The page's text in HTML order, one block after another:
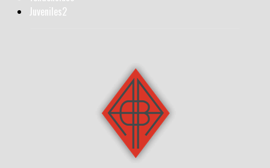
Juveniles2